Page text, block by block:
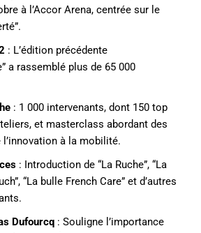
à l’Accor Arena, centrée sur le
: L’édition précédente
a rassemblé plus de 65 000
: 1 000 intervenants, dont 150 top
et masterclass abordant des
à la mobilité.
: Introduction de “La Ruche”, “La
“La bulle French Care” et d’autres
Dufourcq : Souligne l’importance